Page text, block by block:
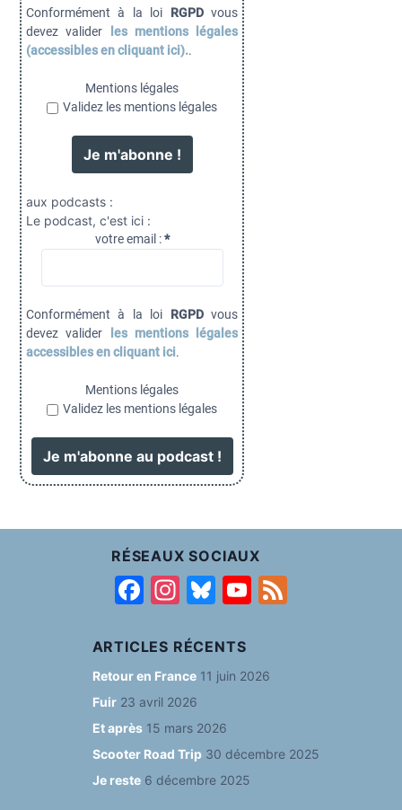
Conformément à la loi RGPDvous
devez valider
les mentions légales
(accessibles en cliquant ici)..
Mentions légales
Validez les mentions légales
aux podcasts :
Le podcast, c'est ici :
votre email :*
Conformément à la loi RGPDvous
devez valider
les mentions légales
accessibles en cliquant ici.
Mentions légales
Validez les mentions légales
RÉSEAUX SOCIAUX
F
c
e
b
o
o
k
In
a
g
ra
m
Bl
e
s
y
Y
T
e
ARTICLES RÉCENTS
Retour en France 11 juin 2026
Fuir 23 avril 2026
Et après 15 mars 2026
Scooter Road Trip 30 décembre 2025
Je reste 6 décembre 2025